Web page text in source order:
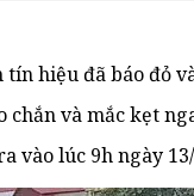
hiệu đã báo đỏ
chắn và mắc kẹt
vào lúc 9h ngày